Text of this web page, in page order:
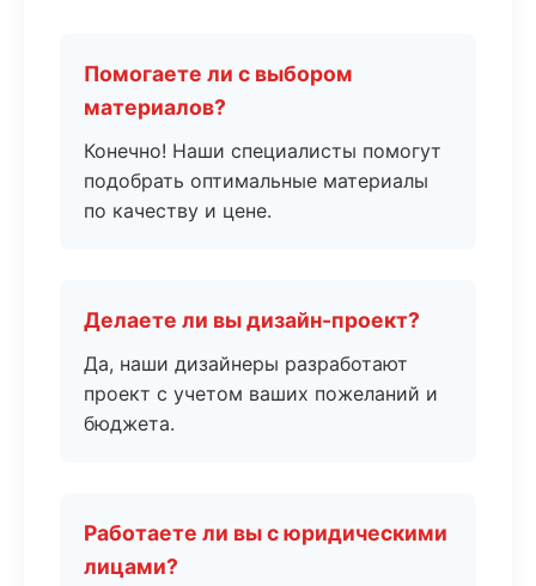
Помогаете ли с выбором
материалов?
Конечно! Наши специалисты помогут
подобрать оптимальные материалы
по качеству и цене.
Делаете ли вы дизайн-проект?
Да, наши дизайнеры разработают
проект с учетом ваших пожеланий и
бюджета.
Работаете ли вы с юридическими
лицами?